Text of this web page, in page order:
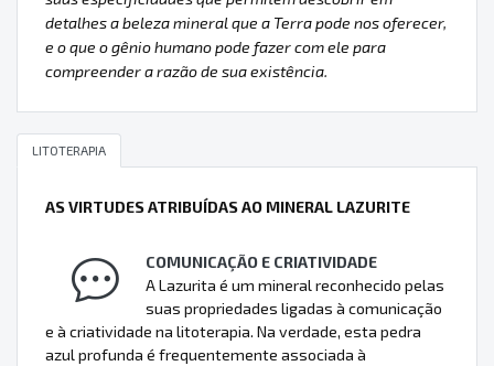
detalhes a beleza mineral que a Terra pode nos oferecer,
e o que o gênio humano pode fazer com ele para
compreender a razão de sua existência.
LITOTERAPIA
AS VIRTUDES ATRIBUÍDAS AO MINERAL LAZURITE
COMUNICAÇÃO E CRIATIVIDADE
A Lazurita é um mineral reconhecido pelas
suas propriedades ligadas à comunicação
e à criatividade na litoterapia. Na verdade, esta pedra
azul profunda é frequentemente associada à